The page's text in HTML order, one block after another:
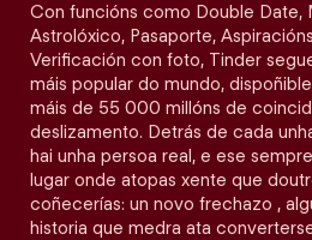
Con funcións como Double Date,
Astrolóxico, Pasaporte,
Verificación con foto, Tinder
máis popular do mundo,
máis de 55 000 millóns de
deslizamento. Detrás de cada
hai unha persoa real, e ese
lugar onde atopas xente que
coñecerías: un novo frechazo ,
historia que medra ata